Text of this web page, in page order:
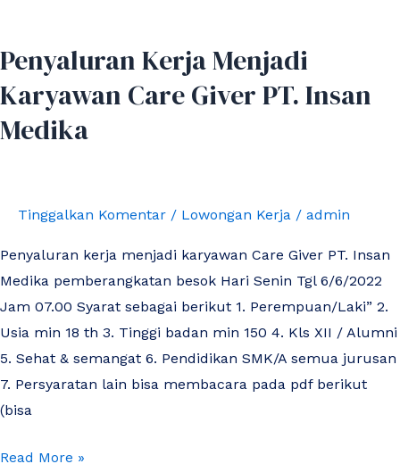
Penyaluran Kerja Menjadi
Karyawan Care Giver PT. Insan
Medika
Tinggalkan Komentar / Lowongan Kerja / admin
Penyaluran kerja menjadi karyawan Care Giver PT. Insan
Medika pemberangkatan besok Hari Senin Tgl 6/6/2022
Jam 07.00 Syarat sebagai berikut 1. Perempuan/Laki” 2.
Usia min 18 th 3. Tinggi badan min 150 4. Kls XII / Alumni
5. Sehat & semangat 6. Pendidikan SMK/A semua jurusan
7. Persyaratan lain bisa membacara pada pdf berikut
(bisa
Read More »